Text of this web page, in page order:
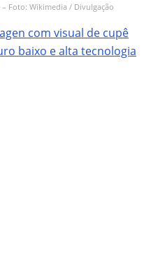
Foto: Wikimedia / Divulgação
com visual de cupê
baixo e alta tecnologia